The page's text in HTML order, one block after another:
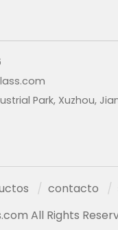
Park, Xuzhou,
contacto
All Rights